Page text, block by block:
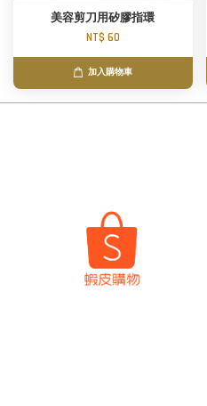
美容剪刀用矽膠指環
NT$ 60
加入購物車